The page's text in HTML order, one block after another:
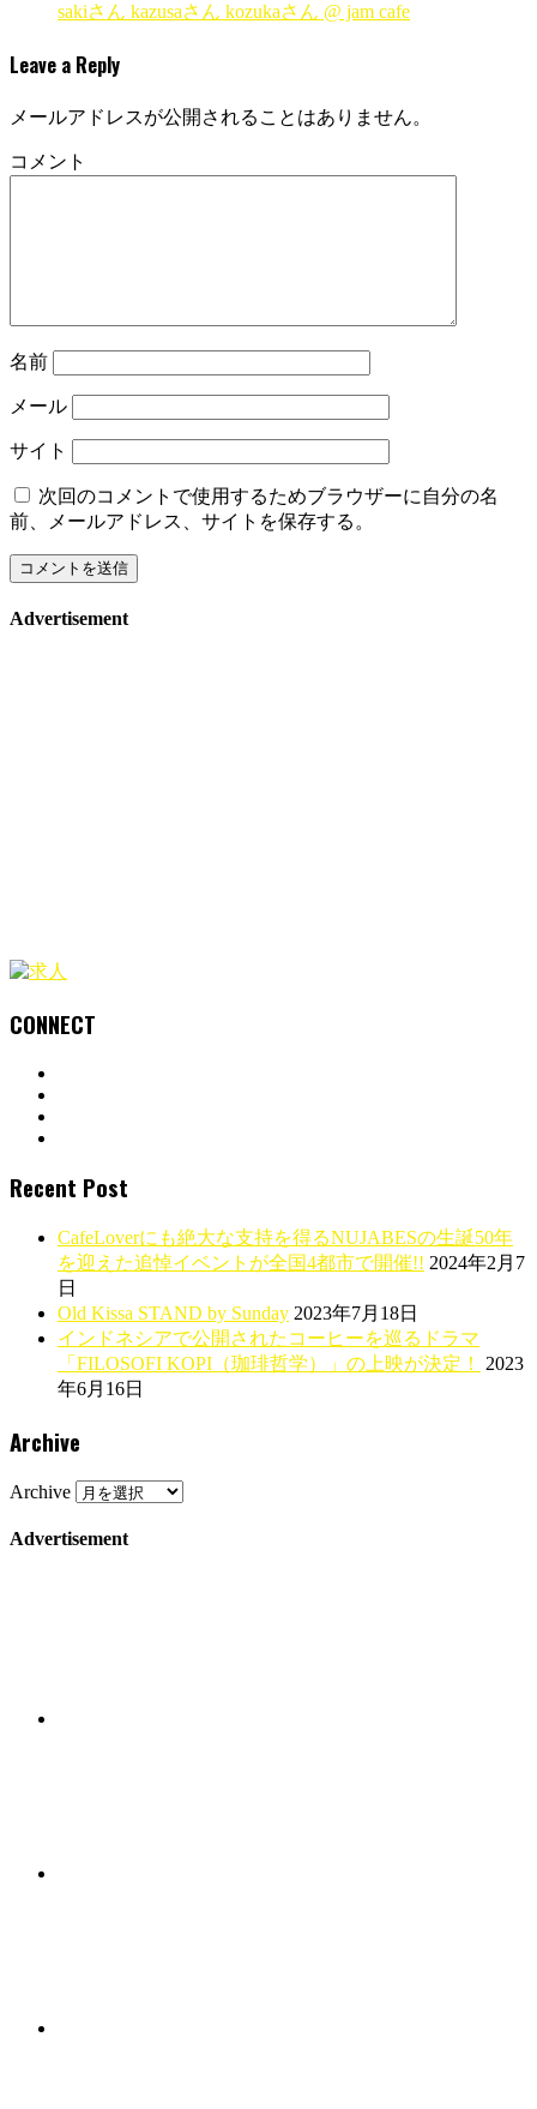
sakiさん kazusaさん kozukaさん @ jam cafe
Leave a Reply
メールアドレスが公開されることはありません。
コメント
名前
メール
サイト
次回のコメントで使用するためブラウザーに自分の名
前、メールアドレス、サイトを保存する。
Advertisement
CONNECT
Recent Post
CafeLoverにも絶大な支持を得るNUJABESの生誕50年
を迎えた追悼イベントが全国4都市で開催!! 2024年2月7
日
Old Kissa STAND by Sunday 2023年7月18日
インドネシアで公開されたコーヒーを巡るドラマ
「FILOSOFI KOPI（珈琲哲学）」の上映が決定！
2023
年6月16日
Archive
Archive
Advertisement